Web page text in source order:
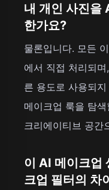
내 개인 사진을
한가요?
물론입니다. 모든
에서 직접 처리되
른 용도로 사용되
메이크업 룩을 탐
크리에이티브 공간
이 AI 메이크업
크업 필터의 차